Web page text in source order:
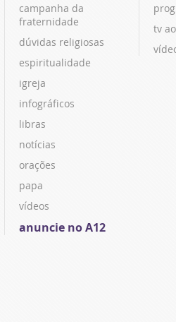
campanha da
fraternidade
dúvidas religiosas
espiritualidade
igreja
infográficos
libras
notícias
orações
papa
vídeos
anuncie no A12
tv